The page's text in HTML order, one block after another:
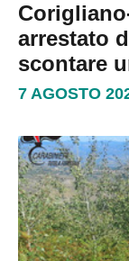
arrestato
scontare
7 AGOSTO